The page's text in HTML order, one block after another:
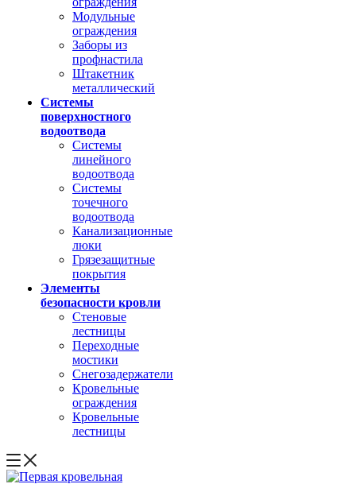
Модульные
ограждения
Заборы из
профнастила
Штакетник
металлический
Системы
поверхностного
водоотвода
Системы
линейного
водоотвода
Системы
точечного
водоотвода
Канализационные
люки
Грязезащитные
покрытия
Элементы
безопасности кровли
Стеновые
лестницы
Переходные
мостики
Снегозадержатели
Кровельные
ограждения
Кровельные
лестницы